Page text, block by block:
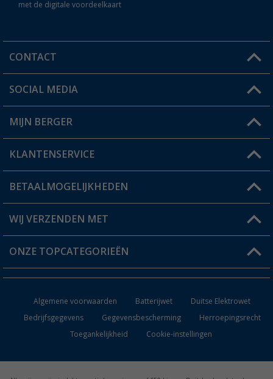
met de digitale voordeelkaart
CONTACT
Een vraag?
Winkel vinden
SOCIAL MEDIA
MIJN BERGER
Mijn account
Status bestelling
Verlanglijstje
KLANTENSERVICE
FAQ & Contact
Verzendinformatie
Catalogus
BETAALMOGELIJKHEDEN
WIJ VERZENDEN MET
ONZE TOPCATEGORIEËN
Keukenaccessoires
Campingmeubilair
Campingtoiletten
Algemene voorwaarden Batterijwet
Duitse Elektrowet
Bedrijfsgegevens
Gegevensbescherming
Herroepingsrecht
Toegankelijkheid
Cookie-instellingen